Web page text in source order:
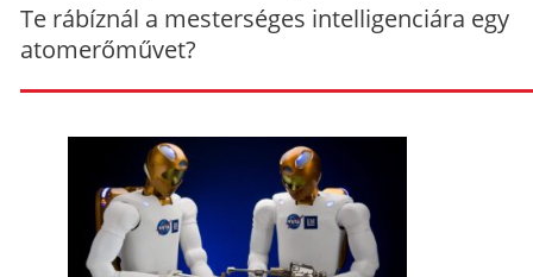
Te rábíznál a mesterséges intelligenciára egy
atomerőművet?